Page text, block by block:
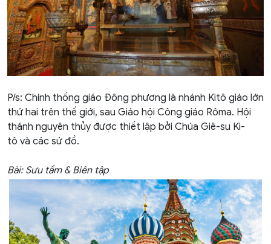
P/s: Chính thống giáo Đông phương là nhánh Kitô giáo lớn
thứ hai trên thế giới, sau Giáo hội Công giáo Rôma. Hội
thánh nguyên thủy được thiết lập bởi Chúa Giê-su Ki-
tô và các sứ đồ.
Bài: Sưu tầm & Biên tập